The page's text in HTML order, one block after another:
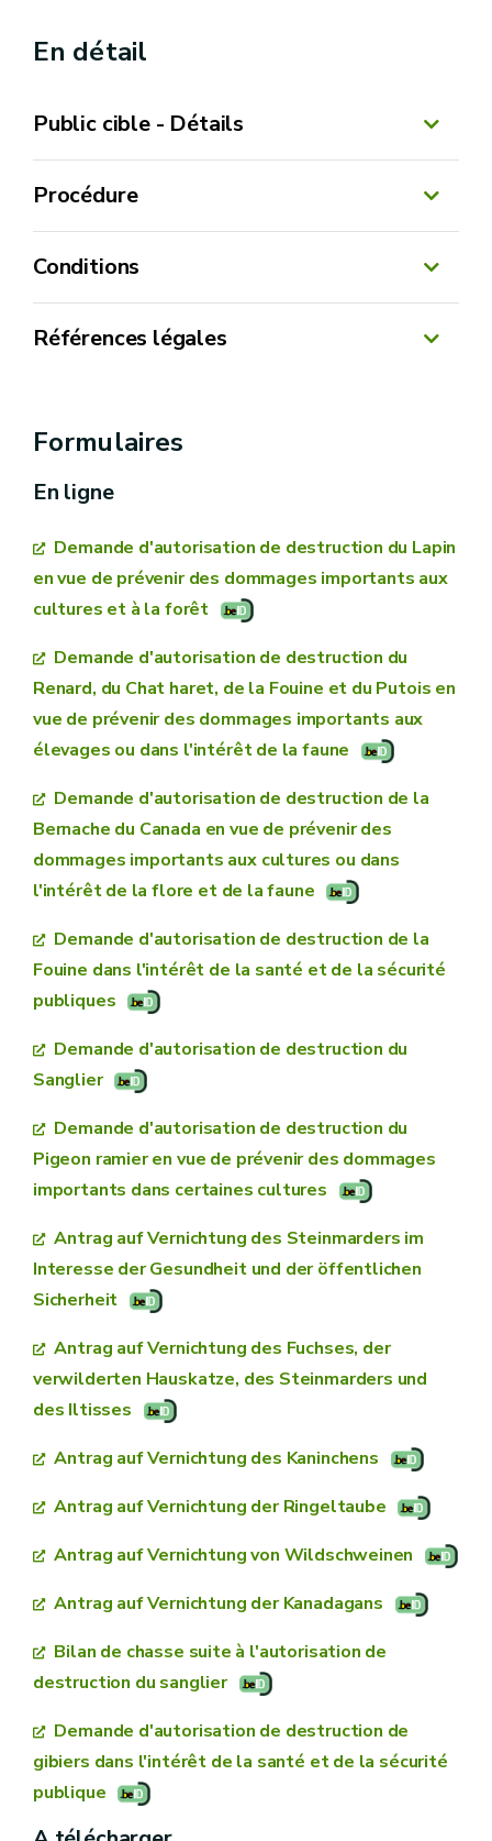
En détail
Public cible - Détails
Procédure
Conditions
Références légales
destruction du sanglier et modifiant l’arrêté du
Gouvernement wallon du 18 octobre 2002
permettant la destruction de certaines
Arrêté du Gouvernement wallon du 18
octobre 2002 permettant la destruction de
Formulaires
En ligne
Demande d'autorisation de destruction du Lapin
en vue de prévenir des dommages importants aux
cultures et à la forêt
Demande d'autorisation de destruction du
Renard, du Chat haret, de la Fouine et du Putois en
vue de prévenir des dommages importants aux
élevages ou dans l'intérêt de la faune
Demande d'autorisation de destruction de la
Bernache du Canada en vue de prévenir des
dommages importants aux cultures ou dans
l'intérêt de la flore et de la faune
Demande d'autorisation de destruction de la
Fouine dans l'intérêt de la santé et de la sécurité
publiques
Demande d'autorisation de destruction du
Sanglier
Demande d'autorisation de destruction du
Pigeon ramier en vue de prévenir des dommages
importants dans certaines cultures
Antrag auf Vernichtung des Steinmarders im
Interesse der Gesundheit und der öffentlichen
Sicherheit
Antrag auf Vernichtung des Fuchses, der
verwilderten Hauskatze, des Steinmarders und
des Iltisses
Antrag auf Vernichtung des Kaninchens
Antrag auf Vernichtung der Ringeltaube
Antrag auf Vernichtung von Wildschweinen
Antrag auf Vernichtung der Kanadagans
Bilan de chasse suite à l'autorisation de
destruction du sanglier
Demande d'autorisation de destruction de
gibiers dans l'intérêt de la santé et de la sécurité
publique